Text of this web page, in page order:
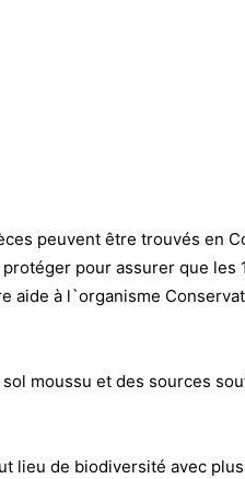
peuvent être trouvés en
pour assurer que les
à l`organisme
moussu et des sources
lieu de biodiversité avec